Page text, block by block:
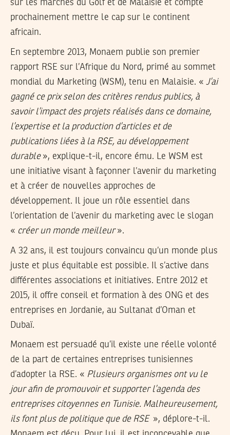
sur les marchés du Golf et de Malaisie et compte
prochainement mettre le cap sur le continent
africain.
En septembre 2013, Monaem publie son premier
rapport RSE sur l’Afrique du Nord, primé au sommet
mondial du Marketing (WSM), tenu en Malaisie. « J’ai
gagné ce prix selon des critères rendus publics, à
savoir l’impact des projets réalisés dans ce domaine,
l’expertise et la production d’articles et de
publications liées à la RSE, au développement
durable», explique-t-il, encore ému. Le WSM est
une initiative visant à façonner l’avenir du marketing
et à créer de nouvelles approches de
développement. Il joue un rôle essentiel dans
l’orientation de l’avenir du marketing avec le slogan
« créer un monde meilleur».
A 32 ans, il est toujours convaincu qu’un monde plus
juste et plus équitable est possible. Il s’active dans
différentes associations et initiatives. Entre 2012 et
2015, il offre conseil et formation à des ONG et des
entreprises en Jordanie, au Sultanat d’Oman et
Dubaï.
Monaem est persuadé qu’il existe une réelle volonté
de la part de certaines entreprises tunisiennes
d’adopter la RSE. « Plusieurs organismes ont vu le
jour afin de promouvoir et supporter l’agenda des
entreprises citoyennes en Tunisie. Malheureusement,
ils font plus de politique que de RSE », déplore-t-il.